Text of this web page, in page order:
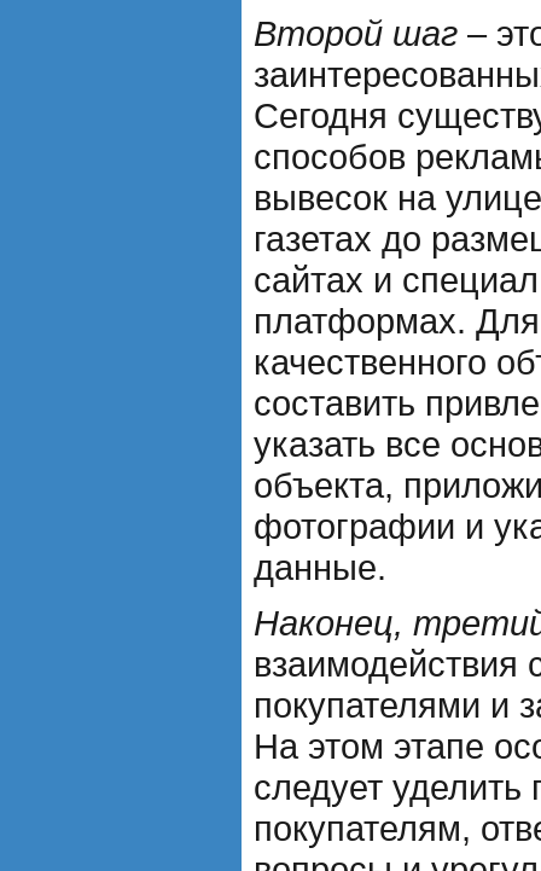
Второй шаг –
Сегодня
способов
вывесок на
газетах до
сайтах и
платформах.
качественного
составить
указать все
объекта,
фотографии и
данные.
Наконец,
взаимодействия
покупателями и
На этом этапе
следует уделить
покупателям,